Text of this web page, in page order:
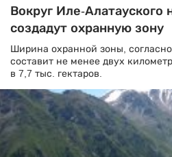
Вокруг Иле-Алатауского
создадут охранную зону
Ширина охранной зоны,
составит не менее двух
в 7,7 тыс. гектаров.